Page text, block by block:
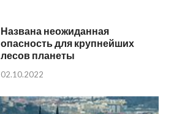
Названа неожиданная
опасность для крупнейших
лесов планеты
02.10.2022